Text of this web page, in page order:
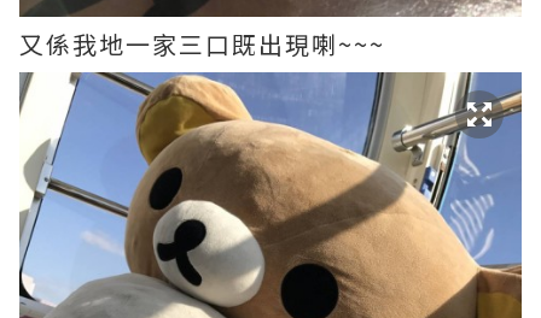
又係我地一家三口既出現喇~~~